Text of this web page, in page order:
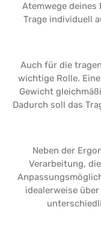
Atemwege deines
Trage individuell
Auch für die
wichtige Rolle.
Gewicht
Dadurch soll das
Neben der
Verarbeitung,
idealerweise